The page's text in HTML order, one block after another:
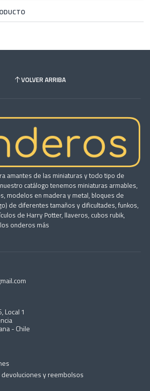
VOLVER ARRIBA
amantes de las miniaturas y todo tipo de
catálogo tenemos miniaturas armables,
modelos en madera y metal, bloques de
de diferentes tamaños y dificultades, funkos,
de Harry Potter, llaveros, cubos rubik,
onderos más
Local 1
- Chile
devoluciones y reembolsos